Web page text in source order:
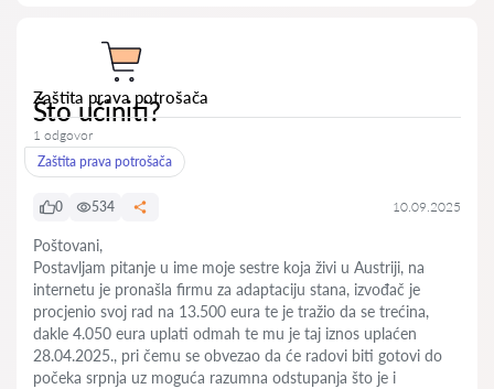
Zaštita prava potrošača
Što učiniti?
1 odgovor
Zaštita prava potrošača
0 534 10.09.2025
Poštovani,
Postavljam pitanje u ime moje sestre koja živi u Austriji, na
internetu je pronašla firmu za adaptaciju stana, izvođač je
procjenio svoj rad na 13.500 eura te je tražio da se trećina,
dakle 4.050 eura uplati odmah te mu je taj iznos uplaćen
28.04.2025., pri čemu se obvezao da će radovi biti gotovi do
počeka srpnja uz moguća razumna odstupanja što je i